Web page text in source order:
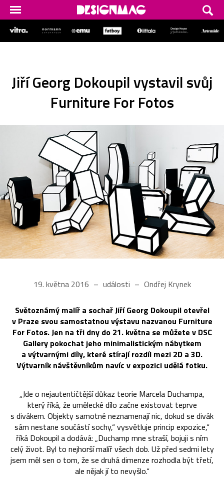
Jiří Georg Dokoupil vystavil svůj
Furniture For Fotos
19. května 2016 události Ondřej Krynek
Světoznámý malíř a sochař Jiří Georg Dokoupil otevřel
v Praze svou samostatnou výstavu nazvanou Furniture
For Fotos. Jen na tři dny do 21. května se můžete v DSC
Gallery pokochat jeho minimalistickým nábytkem
a výtvarnými díly, které stírají rozdíl mezi 2D a 3D.
Výtvarník návštěvníkům navíc v expozici udělá fotku.
„Jde o nejautentičtější důkaz teorie Marcela Duchampa,
který říká, že umělecké dílo začne existovat teprve
s divákem. Objekty samotné neznamenají nic, dokud se divák
sám nestane součástí sochy,“ vysvětluje princip expozice,“
říká Dokoupil a dodává: „Duchamp mne straší, bojuji s ním
celý život. Byl to nejhorší malíř všech dob. Už před sedmi lety
jsem měl sen o tom, že se druhá dimenze rozhodla být třetí,
ale nějak jí to nevyšlo.“